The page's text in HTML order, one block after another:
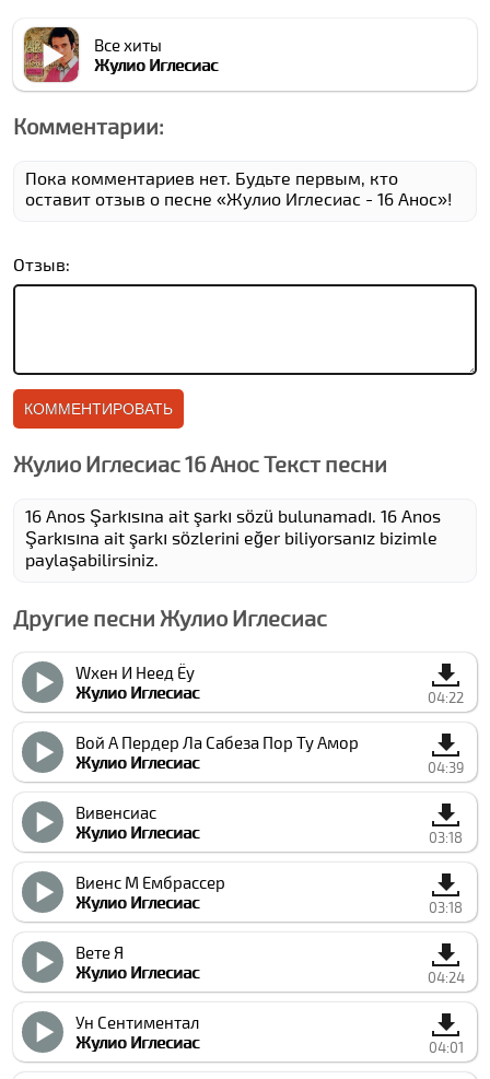
Все хиты
Жулио Иглесиас
Комментарии:
Пока комментариев нет. Будьте первым, кто
оставит отзыв о песне «Жулио Иглесиас - 16 Анос»!
Отзыв:
Жулио Иглесиас 16 Анос Текст песни
16 Anos Şarkısına ait şarkı sözü bulunamadı. 16 Anos
Şarkısına ait şarkı sözlerini eğer biliyorsanız bizimle
paylaşabilirsiniz.
Другие песни Жулио Иглесиас
Wхен И Неед Ёу
Жулио Иглесиас
04:22
Вой А Пердер Ла Cабеза Пор Ту Амор
Жулио Иглесиас
04:39
Вивенcиас
Жулио Иглесиас
03:18
Виенс М Ембрассер
Жулио Иглесиас
03:18
Вете Я
Жулио Иглесиас
04:24
Ун Сентиментал
Жулио Иглесиас
04:01